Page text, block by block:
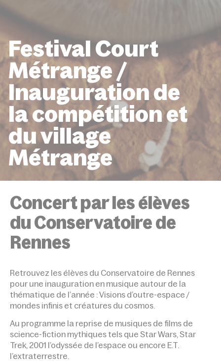
Festival Court
Métrange /
Inauguration de
la compétition et
du village
Métrange
INAUGURATION DE LA COMPÉTITION ET DU VILLAGE
Concert par les élèves
du Conservatoire de
Rennes
Retrouvez les élèves du Conservatoire de Rennes
pour une inauguration en musique autour de la
thématique de l’année : Visions d’outre-espace /
mondes infinis et créatures du cosmos.
Au programme la reprise de musiques de films de
science-fiction mythiques tels que Star Wars, Star
Trek, 2001 l’odyssée de l’espace ou encore E.T.
l’extraterrestre.